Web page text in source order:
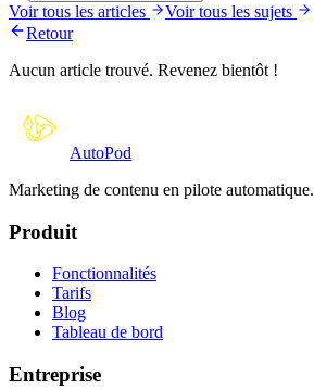
Voir tous les articles
Voir tous les sujets
Retour
Aucun article trouvé. Revenez bientôt !
AutoPod
Marketing de contenu en pilote automatique.
Produit
Fonctionnalités
Tarifs
Blog
Tableau de bord
Entreprise